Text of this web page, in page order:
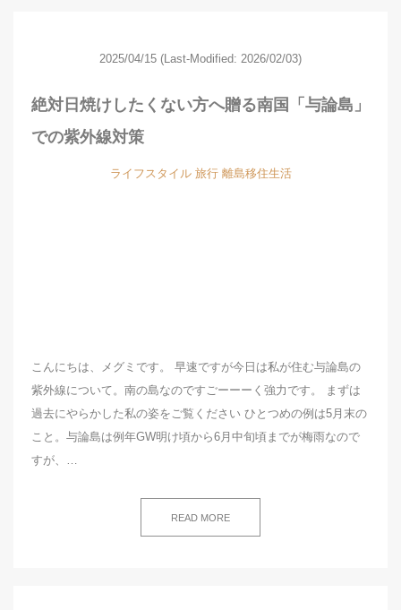
2025/04/15 (Last-Modified: 2026/02/03)
絶対日焼けしたくない方へ贈る南国「与論島」
での紫外線対策
ライフスタイル 旅行 離島移住生活
こんにちは、メグミです。 早速ですが今日は私が住む与論島の
紫外線について。南の島なのですごーーーく強力です。 まずは
過去にやらかした私の姿をご覧ください ひとつめの例は5月末の
こと。与論島は例年GW明け頃から6月中旬頃までが梅雨なので
すが、…
READ MORE